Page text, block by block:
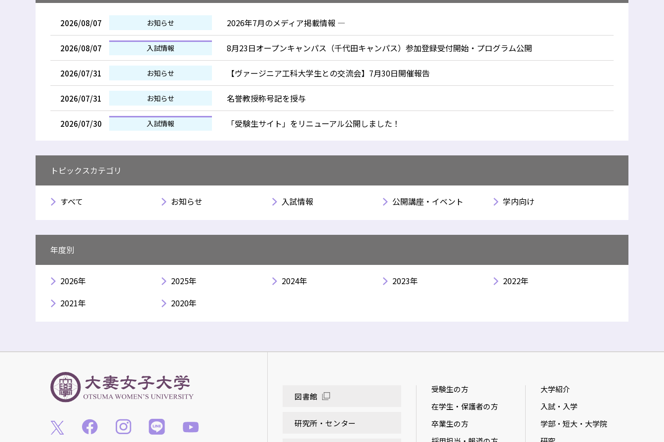
2026/08/07 お知らせ 2026年7月のメディア掲載情報 —
2026/08/07 入試情報 8月23日オープンキャンパス（千代田キャンパス）参加登録受付開始・プログラム公開
2026/07/31 お知らせ 【ヴァージニア工科大学生との交流会】7月30日開催報告
2026/07/31 お知らせ 名誉教授称号記を授与
2026/07/30 入試情報 「受験生サイト」をリニューアル公開しました！
トピックスカテゴリ
すべて お知らせ 入試情報 公開講座・イベント 学内向け
年度別
2026年 2025年 2024年 2023年
2022年
2021年
2020年
図書館
研究所・センター
受験生の方
在学生・保護者の方
卒業生の方
大学紹介
入試・入学
学部・短大・大学院